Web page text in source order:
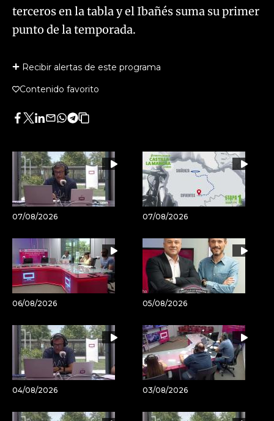
terceros en la tabla y el Ibañés suma su primer
punto de la temporada.
Recibir alertas de este programa
Contenido favorito
Facebook
Twitter
LinkedIn
Enviar
Whatsapp
Telegram
Copiar
artículo
07/08/2026 07/08/2026
06/08/2026 05/08/2026
04/08/2026 03/08/2026